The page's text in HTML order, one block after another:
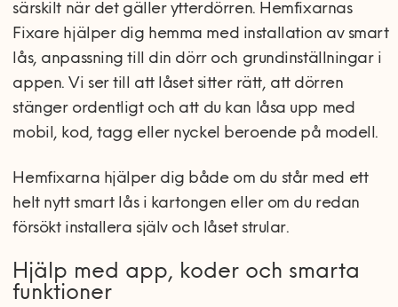
särskilt när det gäller ytterdörren. Hemfixarnas
Fixare hjälper dig hemma med installation av smart
lås, anpassning till din dörr och grundinställningar i
appen. Vi ser till att låset sitter rätt, att dörren
stänger ordentligt och att du kan låsa upp med
mobil, kod, tagg eller nyckel beroende på modell.
Hemfixarna hjälper dig både om du står med ett
helt nytt smart lås i kartongen eller om du redan
försökt installera själv och låset strular.
Hjälp med app, koder och smarta
funktioner